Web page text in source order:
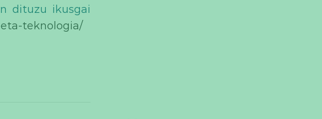
dituzu ikusgai
teknologia/